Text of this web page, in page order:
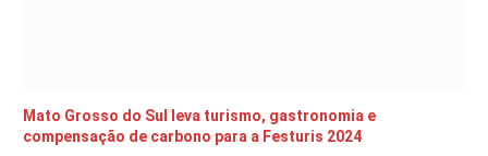
Mato Grosso do Sul leva turismo, gastronomia e
compensação de carbono para a Festuris 2024